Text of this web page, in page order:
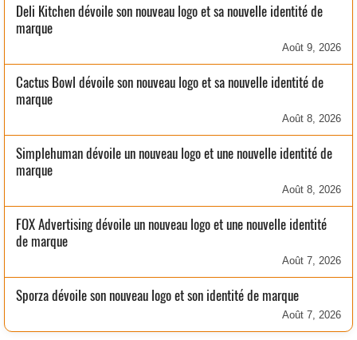
Deli Kitchen dévoile son nouveau logo et sa nouvelle identité de
marque
Août 9, 2026
Cactus Bowl dévoile son nouveau logo et sa nouvelle identité de
marque
Août 8, 2026
Simplehuman dévoile un nouveau logo et une nouvelle identité de
marque
Août 8, 2026
FOX Advertising dévoile un nouveau logo et une nouvelle identité
de marque
Août 7, 2026
Sporza dévoile son nouveau logo et son identité de marque
Août 7, 2026